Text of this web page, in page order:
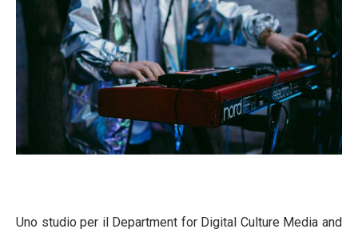
Uno studio per il Department for Digital Culture Media and